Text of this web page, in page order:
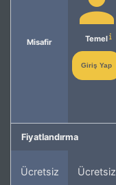
Misafir Temel
Giriş Yap
Fiyatlandırma
Ücretsiz Ücretsiz